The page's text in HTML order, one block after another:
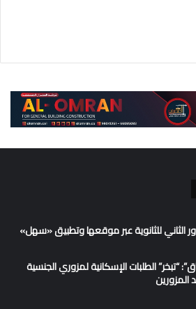
الثاني للثانوية عبر موقعها وتطبيق «سهل»
“تبخر” الطلبات الإسكانية لمزوري الجنسية